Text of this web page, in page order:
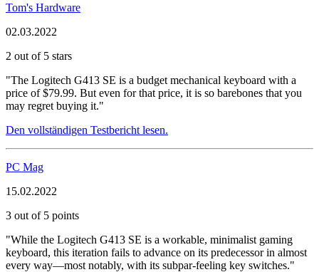
Tom's Hardware
02.03.2022
2 out of 5 stars
"The Logitech G413 SE is a budget mechanical keyboard with a
price of $79.99. But even for that price, it is so barebones that you
may regret buying it."
Den vollständigen Testbericht lesen.
PC Mag
15.02.2022
3 out of 5 points
"While the Logitech G413 SE is a workable, minimalist gaming
keyboard, this iteration fails to advance on its predecessor in almost
every way—most notably, with its subpar-feeling key switches."